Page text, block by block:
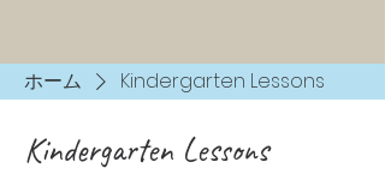
ホーム Kindergarten Lessons
Kindergarten Lessons